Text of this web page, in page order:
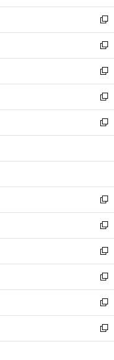
開
く
ウ
で
開
く
ン
ド
ウ
で
開
く
ウ
ィ
ン
ド
ウ
で
開
く
新
し
い
ウ
ィ
ン
ド
ウ
で
開
新
し
い
ウ
ィ
ン
ド
ウ
開
新
し
い
ウ
ィ
ン
ウ
開
く
新
し
い
ウ
ン
ウ
で
開
く
新
し
ウ
ン
ド
ウ
で
開
く
新
し
い
ウ
ィ
ン
ド
ウ
で
開
く
新
し
い
ウ
ィ
ン
ド
ウ
で
開
新
し
い
ウ
ィ
ン
ド
ウ
新
し
い
ウ
ィ
ン
新
し
い
ウ
新
し